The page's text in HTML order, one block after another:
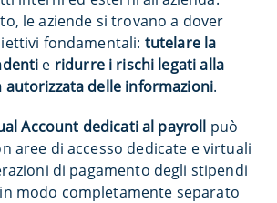
le aziende si trovano a dover
fondamentali: tutelare la
e ridurre i rischi legati alla
autorizzata delle informazioni.
Account dedicati al payroll può
aree di accesso dedicate e virtuali
di pagamento degli stipendi
modo completamente separato